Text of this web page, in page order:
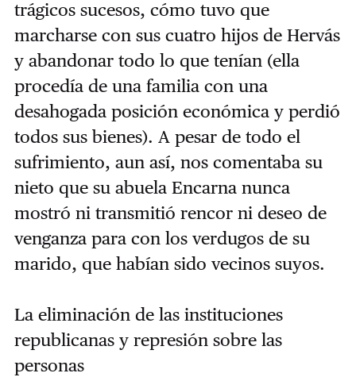
trágicos sucesos, cómo tuvo que
marcharse con sus cuatro hijos de Hervás
y abandonar todo lo que tenían (ella
procedía de una familia con una
desahogada posición económica y perdió
todos sus bienes). A pesar de todo el
sufrimiento, aun así, nos comentaba su
nieto que su abuela Encarna nunca
mostró ni transmitió rencor ni deseo de
venganza para con los verdugos de su
marido, que habían sido vecinos suyos.
La eliminación de las instituciones
republicanas y represión sobre las
personas